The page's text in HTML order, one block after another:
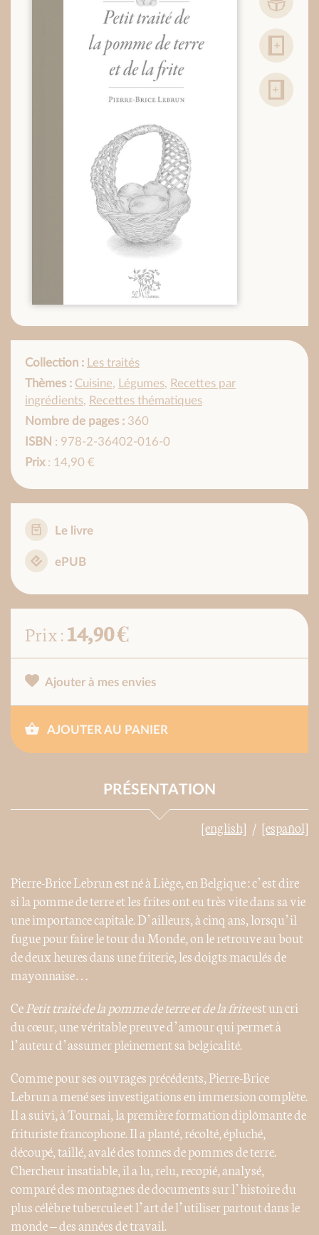
Collection : Les traités
Thèmes : Cuisine, Légumes, Recettes par
ingrédients, Recettes thématiques
Nombre de pages : 360
ISBN : 978-2-36402-016-0
Prix: 14,90 €
Le livre
ePUB
Prix :14,90 €
Ajouter à mes envies
AJOUTER AU PANIER
PRÉSENTATION
[english] [español]
Pierre-Brice Lebrun est né à Liège, en Belgique : c’est dire
si la pomme de terre et les frites ont eu très vite dans sa vie
une importance capitale. D’ailleurs, à cinq ans, lorsqu’il
fugue pour faire le tour du Monde, on le retrouve au bout
de deux heures dans une friterie, les doigts maculés de
mayonnaise…
CePetit traité de la pomme de terre et de la friteest un cri
du cœur, une véritable preuve d’amour qui permet à
l’auteur d’assumer pleinement sa belgicalité.
Comme pour ses ouvrages précédents, Pierre-Brice
Lebrun a mené ses investigations en immersion complète.
Il a suivi, à Tournai, la première formation diplômante de
frituriste francophone. Il a planté, récolté, épluché,
découpé, taillé, avalé des tonnes de pommes de terre.
Chercheur insatiable, il a lu, relu, recopié, analysé,
comparé des montagnes de documents sur l’histoire du
plus célèbre tubercule et l’art de l’utiliser partout dans le
monde – des années de travail.